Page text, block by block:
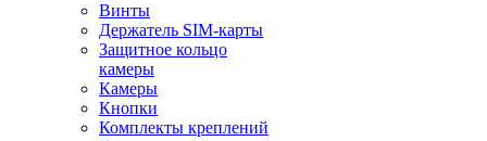
Винты
Держатель SIM-карты
Защитное кольцо
камеры
Камеры
Кнопки
Комплекты креплений